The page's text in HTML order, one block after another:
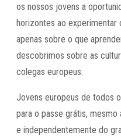
os nossos jovens a
horizontes ao experimentar
apenas sobre o que
descobrimos sobre as
colegas europeus.
Jovens europeus de todos
para o passe grátis,
e independentemente do